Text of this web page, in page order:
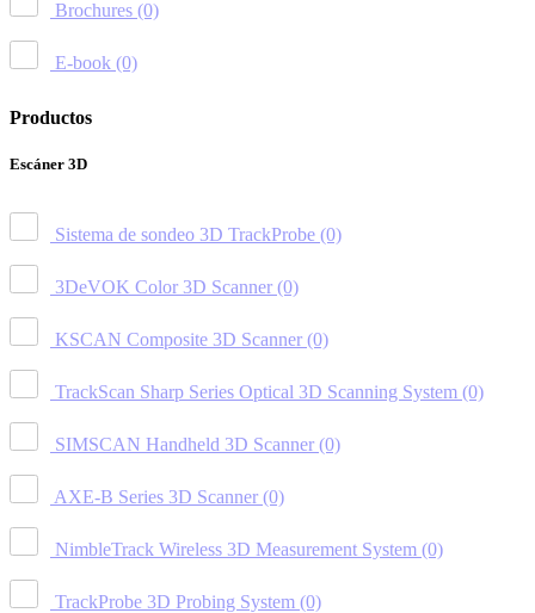
Brochures (0)
E-book (0)
Productos
Escáner 3D
Sistema de sondeo 3D TrackProbe (0)
3DeVOK Color 3D Scanner (0)
KSCAN Composite 3D Scanner (0)
TrackScan Sharp Series Optical 3D Scanning System (0)
SIMSCAN Handheld 3D Scanner (0)
AXE-B Series 3D Scanner (0)
NimbleTrack Wireless 3D Measurement System (0)
TrackProbe 3D Probing System (0)